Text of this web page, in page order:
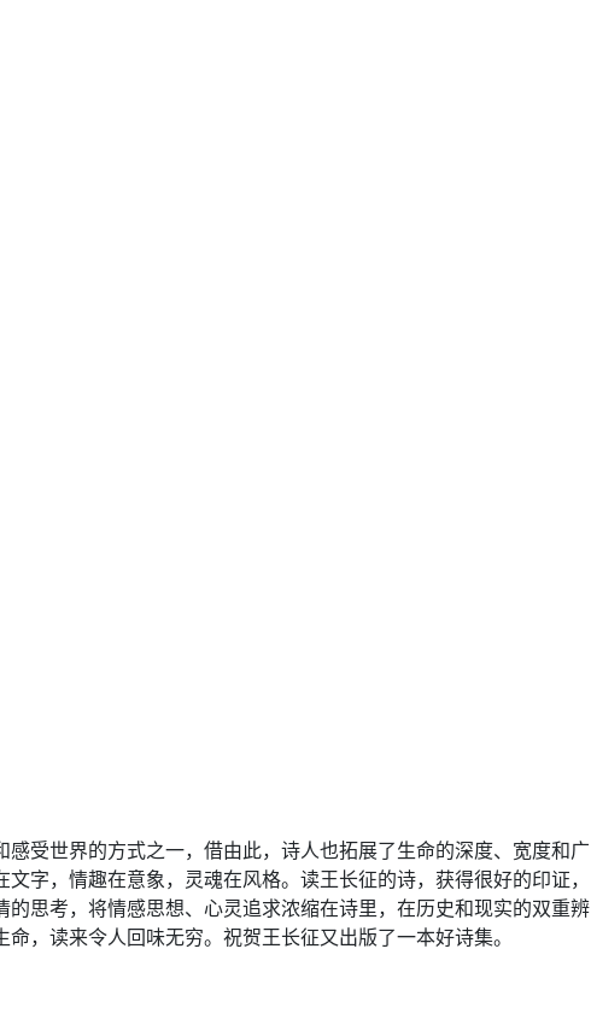
受世界的方式之一，借由此，诗人也拓展了生命的深度、宽度和广
字，情趣在意象，灵魂在风格。读王长征的诗，获得很好的印证，
思考，将情感思想、心灵追求浓缩在诗里，在历史和现实的双重辨
，读来令人回味无穷。祝贺王长征又出版了一本好诗集。